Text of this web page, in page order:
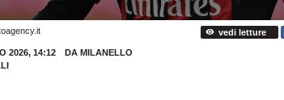
vedi letture
2026, 14:12
DA MILANELLO